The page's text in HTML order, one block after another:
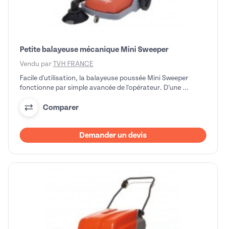
Petite balayeuse mécanique Mini Sweeper
Vendu par TVH FRANCE
Facile d'utilisation, la balayeuse poussée Mini Sweeper
fonctionne par simple avancée de l'opérateur. D'une ...
Comparer
Demander un devis